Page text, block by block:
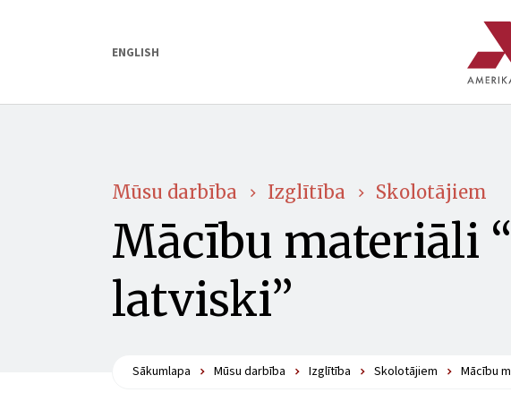
ENGLISH
Mūsu darbība Izglītība Skolotājiem
Mācību materiāli
latviski”
Sākumlapa Mūsu darbība Izglītība Skolotājiem Mācību